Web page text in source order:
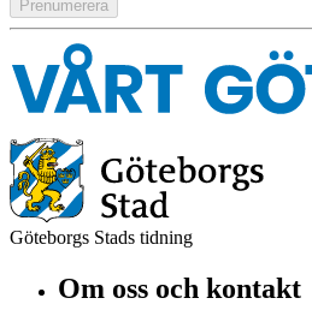
Göteborgs Stads tidning
Om oss och kontakt